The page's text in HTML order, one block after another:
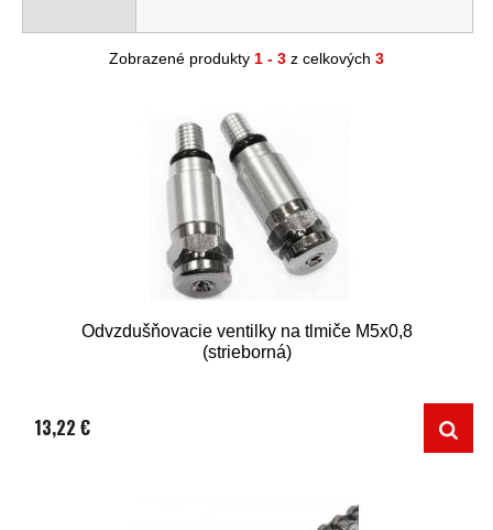
Zobrazené produkty 1 - 3 z celkových 3
Odvzdušňovacie ventilky na tlmiče M5x0,8
(strieborná)
13,22 €